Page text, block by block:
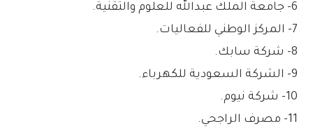
6- جامعة الملك عبدالله للعلوم والتقنية.
7- المركز الوطني للفعاليات.
8- شركة سابك.
9- الشركة السعودية للكهرباء.
10- شركة نيوم.
11- مصرف الراجحي.